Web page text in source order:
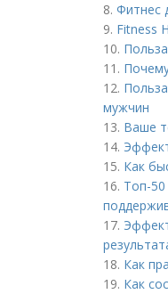
8. Фитнес
9. Fitness
10.
11.
12.
мужчин
13. Ваше
14.
15. Как
16. Топ-
17.
18. Как
19. Как